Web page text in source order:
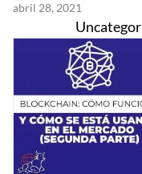
abril 28, 2021